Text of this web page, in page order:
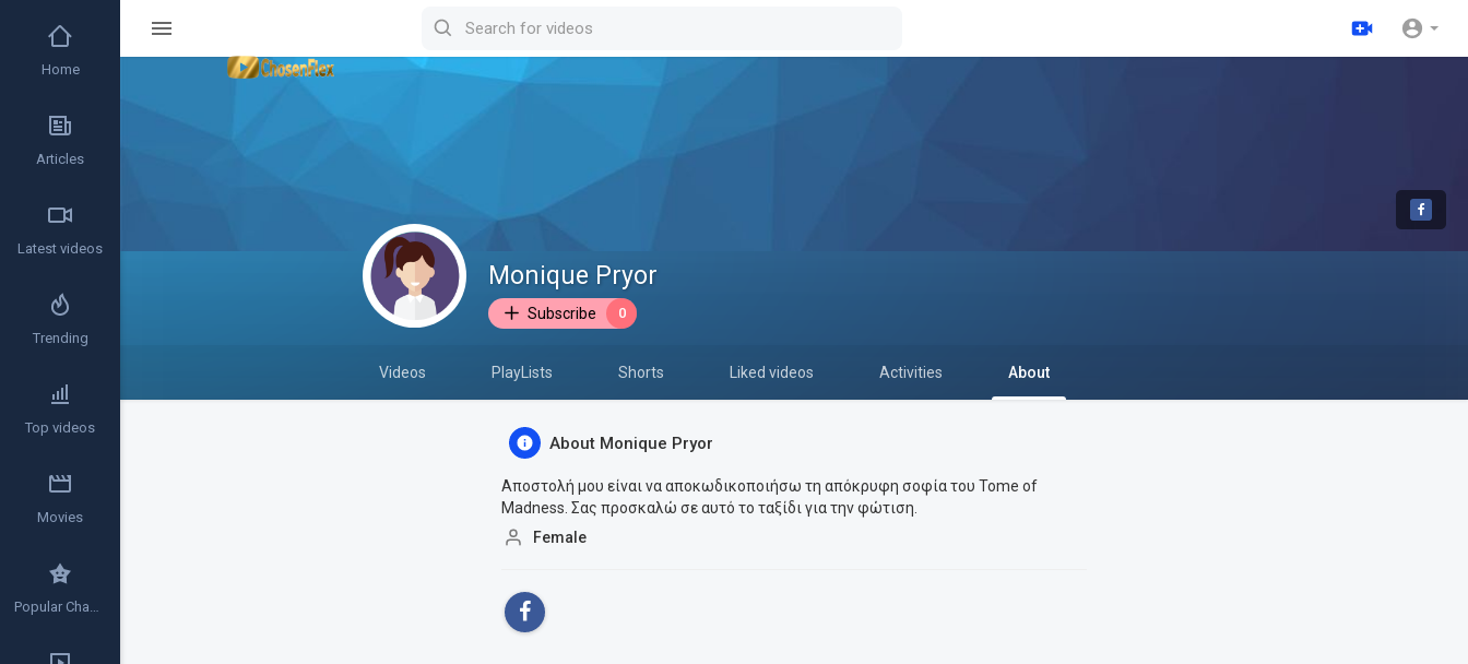
Monique Pryor
Subscribe 0
Videos PlayLists Shorts Liked videos Activities About
About Monique Pryor
Αποστολή μου είναι να αποκωδικοποιήσω τη απόκρυφη σοφία του Tome of
Madness. Σας προσκαλώ σε αυτό το ταξίδι για την φώτιση.
Female
Home
Articles
Latest videos
Trending
Top videos
Movies
Popular Channels